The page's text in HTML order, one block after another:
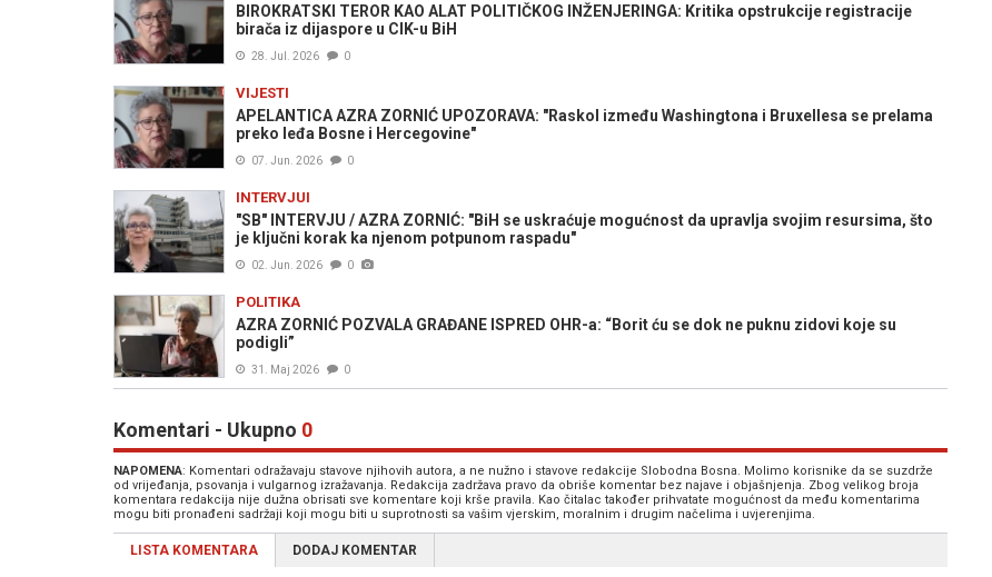
BIROKRATSKI TEROR KAO ALAT POLITIČKOG INŽENJERINGA: Kritika opstrukcije registracije
birača iz dijaspore u CIK-u BiH
28. Jul. 2026 0
VIJESTI
APELANTICA AZRA ZORNIĆ UPOZORAVA: "Raskol između Washingtona i Bruxellesa se prelama
preko leđa Bosne i Hercegovine"
07. Jun. 2026 0
INTERVJUI
"SB" INTERVJU / AZRA ZORNIĆ: "BiH se uskraćuje mogućnost da upravlja svojim resursima, što
je ključni korak ka njenom potpunom raspadu"
02. Jun. 2026 0
POLITIKA
AZRA ZORNIĆ POZVALA GRAĐANE ISPRED OHR-a: “Borit ću se dok ne puknu zidovi koje su
podigli”
31. Maj 2026 0
Komentari - Ukupno 0
NAPOMENA: Komentari odražavaju stavove njihovih autora, a ne nužno i stavove redakcije Slobodna Bosna. Molimo korisnike da se suzdrže
od vrijeđanja, psovanja i vulgarnog izražavanja. Redakcija zadržava pravo da obriše komentar bez najave i objašnjenja. Zbog velikog broja
komentara redakcija nije dužna obrisati sve komentare koji krše pravila. Kao čitalac također prihvatate mogućnost da među komentarima
mogu biti pronađeni sadržaji koji mogu biti u suprotnosti sa vašim vjerskim, moralnim i drugim načelima i uvjerenjima.
LISTA KOMENTARA DODAJ KOMENTAR